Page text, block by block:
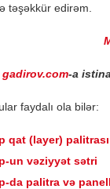
təşəkkür edirəm.
gadirov.com-a
faydalı ola bilər:
qat (layer) palitrası
un vəziyyət sətri
da palitra və